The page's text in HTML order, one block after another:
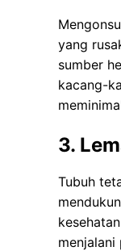
уаng
ѕumbеr
kacang-
3.
Tubuh
menjalani